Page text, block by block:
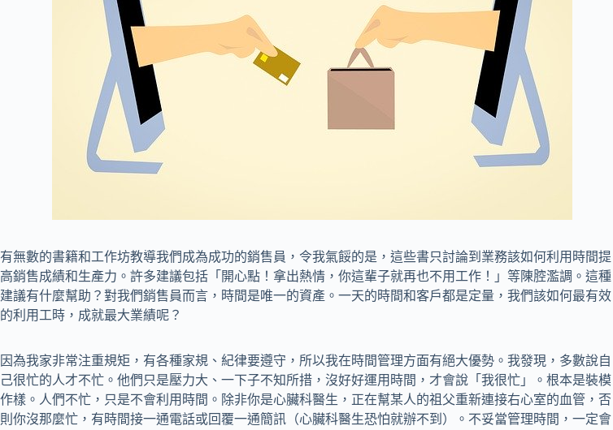
有無數的書籍和工作坊教導我們成為成功的銷售員，令我氣餒的是，這些書只討論到業務該如何利用時間提
高銷售成績和生產力。許多建議包括「開心點！拿出熱情，你這輩子就再也不用工作！」等陳腔濫調。這種
建議有什麼幫助？對我們銷售員而言，時間是唯一的資產。一天的時間和客戶都是定量，我們該如何最有效
的利用工時，成就最大業績呢？
因為我家非常注重規矩，有各種家規、紀律要遵守，所以我在時間管理方面有絕大優勢。我發現，多數說自
己很忙的人才不忙。他們只是壓力大、一下子不知所措，沒好好運用時間，才會說「我很忙」。根本是裝模
作樣。人們不忙，只是不會利用時間。除非你是心臟科醫生，正在幫某人的祖父重新連接右心室的血管，否
則你沒那麼忙，有時間接一通電話或回覆一通簡訊（心臟科醫生恐怕就辦不到）。不妥當管理時間，一定會